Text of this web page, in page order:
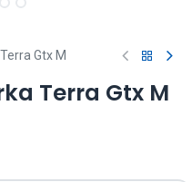
Gtx M
Terra Gtx M